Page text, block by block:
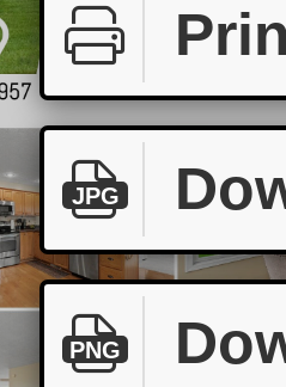
JPG
PNG